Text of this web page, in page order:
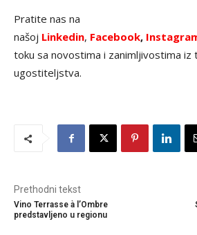
Pratite nas na
našoj Linkedin, Facebook,
toku sa novostima i zanimljivostima iz
ugostiteljstva.
Prethodni tekst
Vino Terrasse à l’Ombre
predstavljeno u regionu